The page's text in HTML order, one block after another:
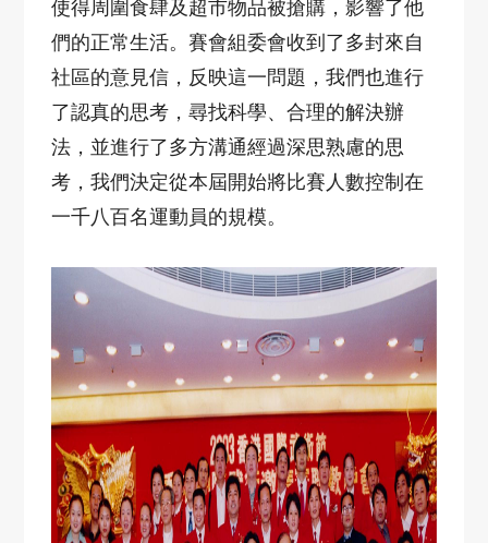
使得周圍食肆及超市物品被搶購，影響了他
們的正常生活。賽會組委會收到了多封來自
社區的意見信，反映這一問題，我們也進行
了認真的思考，尋找科學、合理的解決辦
法，並進行了多方溝通經過深思熟慮的思
考，我們決定從本屆開始將比賽人數控制在
一千八百名運動員的規模。